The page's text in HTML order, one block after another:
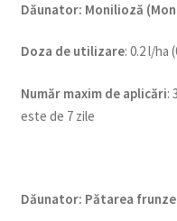
Dăunator: Monilioză
Doza de utilizare: 0.2 l/ha
Număr maxim de aplicări:
este de 7 zile
Dăunator: Pătarea